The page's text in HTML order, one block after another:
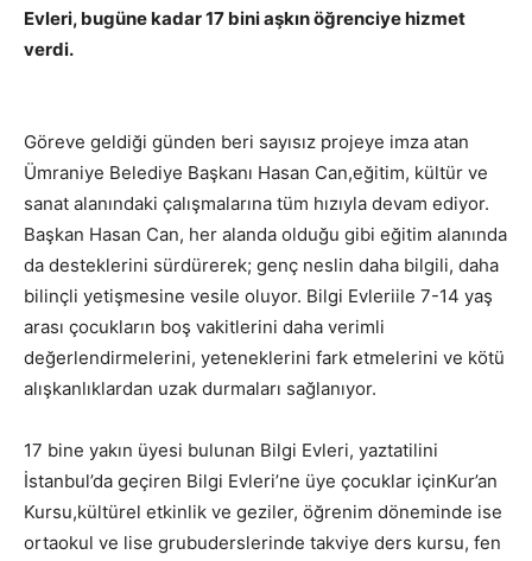
Evleri, bugüne kadar 17 bini aşkın öğrenciye hizmet
verdi.
Göreve geldiği günden beri sayısız projeye imza atan
Ümraniye Belediye Başkanı Hasan Can,eğitim, kültür ve
sanat alanındaki çalışmalarına tüm hızıyla devam ediyor.
Başkan Hasan Can, her alanda olduğu gibi eğitim alanında
da desteklerini sürdürerek; genç neslin daha bilgili, daha
bilinçli yetişmesine vesile oluyor. Bilgi Evleriile 7-14 yaş
arası çocukların boş vakitlerini daha verimli
değerlendirmelerini, yeteneklerini fark etmelerini ve kötü
alışkanlıklardan uzak durmaları sağlanıyor.
17 bine yakın üyesi bulunan Bilgi Evleri, yaztatilini
İstanbul’da geçiren Bilgi Evleri’ne üye çocuklar içinKur’an
Kursu,kültürel etkinlik ve geziler, öğrenim döneminde ise
ortaokul ve lise grubuderslerinde takviye ders kursu, fen